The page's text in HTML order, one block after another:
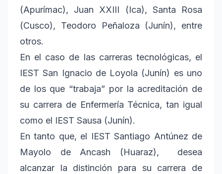
(Apurímac), Juan XXIII (Ica), Santa Rosa
(Cusco), Teodoro Peñaloza (Junín), entre
otros.
En el caso de las carreras tecnológicas, el
IEST San Ignacio de Loyola (Junín) es uno
de los que “trabaja” por la acreditación de
su carrera de Enfermería Técnica, tan igual
como el IEST Sausa (Junín).
En tanto que, el IEST Santiago Antúnez de
Mayolo de Ancash (Huaraz), desea
alcanzar la distinción para su carrera de